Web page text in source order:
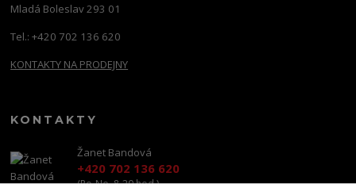
Mladá Boleslav 293 01
Tel.: +420 702 136 620
KONTAKTY NA PRODEJNY
KONTAKTY
Žanet Bandová
+420 702 136 620
(Po-Ne, 8-20 hod.)